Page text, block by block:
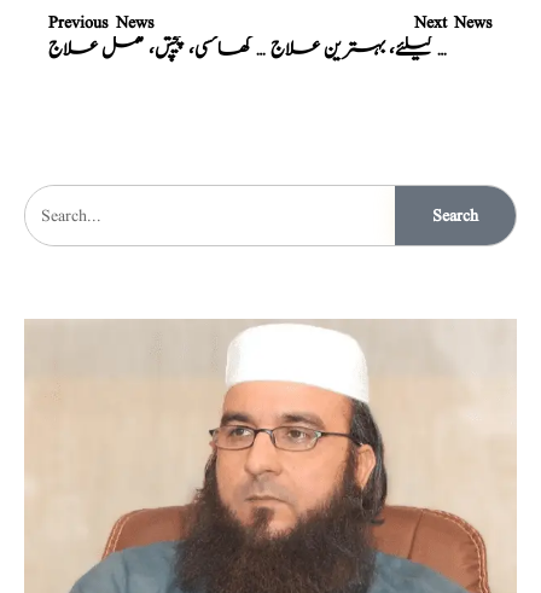
Previous News
کالی کھانسی، گلے کی سوزش والی کھانسی، پیچش، مکمل علاج
Next News
پرانی کھانسی، نزلہ، دمہ، پرانا بخار، ملیریا، پیشاب میں جلن کیلئے، بہترین علاج
Search